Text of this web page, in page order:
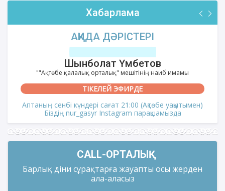
Хабарлама
АҚИДА ДӘРІСТЕРІ
Шынболат Үмбетов
""Ақтөбе қалалық орталық" мешітінің наиб имамы
ТІКЕЛЕЙ ЭФИРДЕ
Аптаның сенбі күндері сағат 21:00 (Ақтөбе уақытымен)
Біздің nur_gasyr Instagram парақшамызда
CALL-ОРТАЛЫҚ
Барлық діни сұрақтарға жауапты осы жерден
ала-аласыз